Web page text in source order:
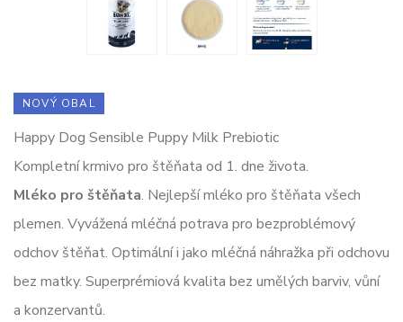
NOVÝ OBAL
Happy Dog Sensible Puppy Milk Prebiotic
Kompletní krmivo pro štěňata od 1. dne života.
Mléko pro štěňata. Nejlepší mléko pro štěňata všech
plemen. Vyvážená mléčná potrava pro bezproblémový
odchov štěňat. Optimální i jako mléčná náhražka při odchovu
bez matky. Superprémiová kvalita bez umělých barviv, vůní
a konzervantů.